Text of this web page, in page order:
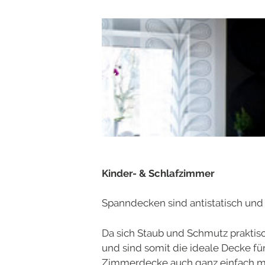
Kinder- & Schlafzimmer
Spanndecken sind antistatisch
Da sich Staub und Schmutz
und sind somit die ideale Decke
Zimmerdecke auch ganz einfach